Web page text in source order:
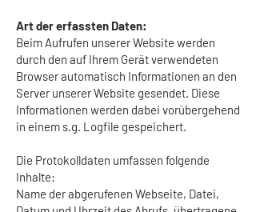
Art der erfassten Daten:
Beim Aufrufen unserer Website werden
durch den auf Ihrem Gerät verwendeten
Browser automatisch Informationen an den
Server unserer Website gesendet. Diese
Informationen werden dabei vorübergehend
in einem s.g. Logfile gespeichert.
Die Protokolldaten umfassen folgende
Inhalte:
Name der abgerufenen Webseite, Datei,